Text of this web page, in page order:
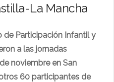
La Mancha
de Participación Infantil y
a las jornadas
noviembre en San
60 participantes de